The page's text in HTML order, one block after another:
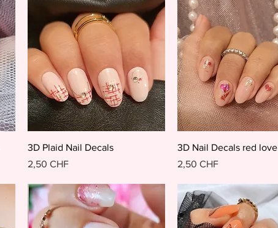
Schnellansicht
3D Plaid Nail Decals
Preis
2,50 CHF
Schnellansicht
3D Nail Decals red love
Preis
2,50 CHF